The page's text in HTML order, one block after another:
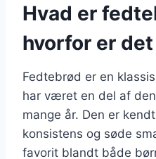
Hvad er
hvorfor er
Fedtebrød er en
har været en del af
mange år. Den er
konsistens og søde
favorit blandt både